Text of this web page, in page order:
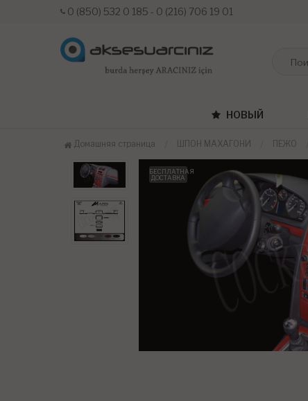
0 (850) 532 0 185 - 0 (216) 706 19 01
НОВЫЙ
Домашняя страница ШПОН МАХАГОНИ ПЕЖО
БЕСПЛАТНАЯ
ДОСТАВКА